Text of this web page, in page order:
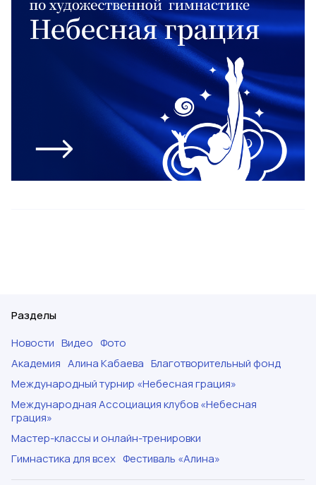
Разделы
Новости Видео Фото
Академия Алина Кабаева Благотворительный фонд
Международный турнир «Небесная грация»
Международная Ассоциация клубов «Небесная
грация»
Мастер-классы и онлайн-тренировки
Гимнастика для всех Фестиваль «Алина»